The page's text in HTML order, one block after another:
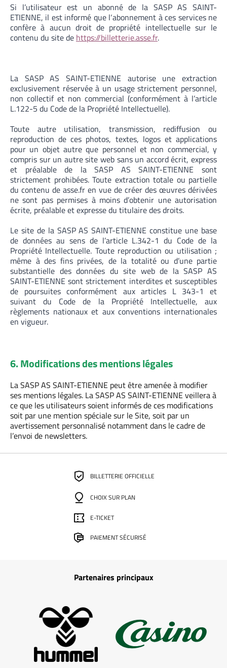
Si l’utilisateur est un abonné de la SASP AS SAINT-
ETIENNE, il est informé que l‘abonnement à ces services ne
confère à aucun droit de propriété intellectuelle sur le
contenu du site de https://billetterie.asse.fr.
La SASP AS SAINT-ETIENNE autorise une extraction
exclusivement réservée à un usage strictement personnel,
non collectif et non commercial (conformément à l’article
L.122-5 du Code de la Propriété Intellectuelle).
Toute autre utilisation, transmission, rediffusion ou
reproduction de ces photos, textes, logos et applications
pour un objet autre que personnel et non commercial, y
compris sur un autre site web sans un accord écrit, express
et préalable de la SASP AS SAINT-ETIENNE sont
strictement prohibées. Toute extraction totale ou partielle
du contenu de asse.fr en vue de créer des œuvres dérivées
ne sont pas permises à moins d’obtenir une autorisation
écrite, préalable et expresse du titulaire des droits.
Le site de la SASP AS SAINT-ETIENNE constitue une base
de données au sens de l’article L.342-1 du Code de la
Propriété Intellectuelle. Toute reproduction ou utilisation ;
même à des fins privées, de la totalité ou d’une partie
substantielle des données du site web de la SASP AS
SAINT-ETIENNE sont strictement interdites et susceptibles
de poursuites conformément aux articles L 343-1 et
suivant du Code de la Propriété Intellectuelle, aux
règlements nationaux et aux conventions internationales
en vigueur.
6. Modifications des mentions légales
La SASP AS SAINT-ETIENNE peut être amenée à modifier
ses mentions légales. La SASP AS SAINT-ETIENNE veillera à
ce que les utilisateurs soient informés de ces modifications
soit par une mention spéciale sur le Site, soit par un
avertissement personnalisé notamment dans le cadre de
l’envoi de newsletters.
BILLETTERIE OFFICIELLE
CHOIX SUR PLAN
E-TICKET
PAIEMENT SÉCURISÉ
Partenaires principaux